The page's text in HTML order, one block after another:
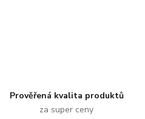
Prověřená kvalita produktů
za super ceny